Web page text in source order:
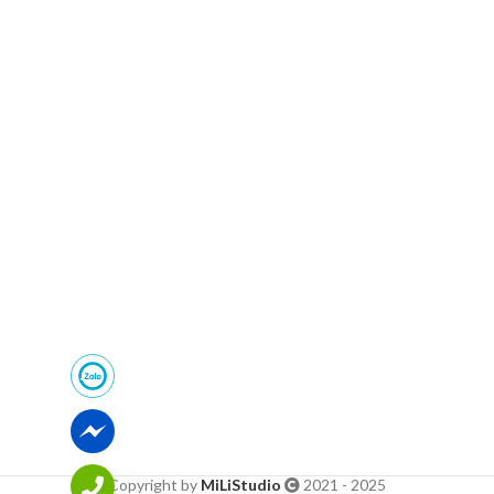
Copyright by MiLiStudio 2021 - 2025